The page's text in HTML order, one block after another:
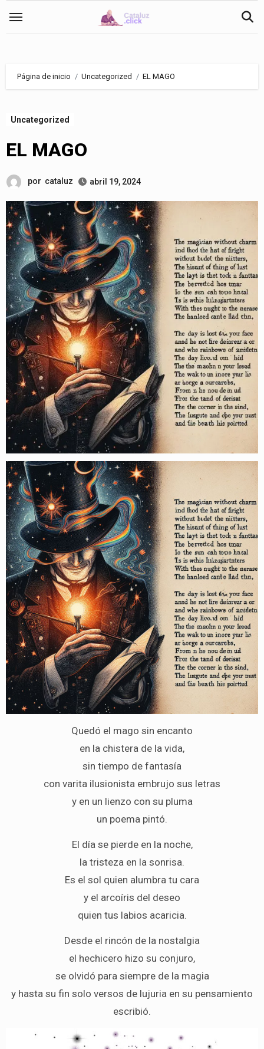
Página de inicio Uncategorized EL MAGO
Uncategorized
EL MAGO
por cataluz abril 19, 2024
Quedó el mago sin encanto
en la chistera de la vida,
sin tiempo de fantasía
con varita ilusionista embrujo sus letras
y en un lienzo con su pluma
un poema pintó.
El día se pierde en la noche,
la tristeza en la sonrisa.
Es el sol quien alumbra tu cara
y el arcoíris del deseo
quien tus labios acaricia.
Desde el rincón de la nostalgia
el hechicero hizo su conjuro,
se olvidó para siempre de la magia
y hasta su fin solo versos de lujuria en su pensamiento
escribió.